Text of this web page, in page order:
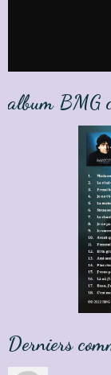
album BMG
Derniers